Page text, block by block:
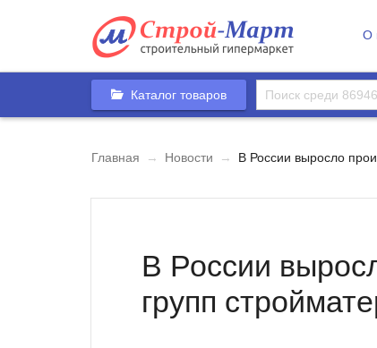
О
Каталог товаров
Главная → Новости → В России выросло
В России
групп